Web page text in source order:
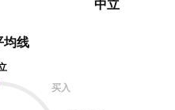
中立
均线
买入